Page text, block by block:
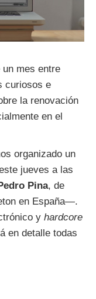
mes entre
curiosos e
la renovación
en el
organizado un
jueves a las
Pina, de
en España—.
y hardcore
en detalle todas